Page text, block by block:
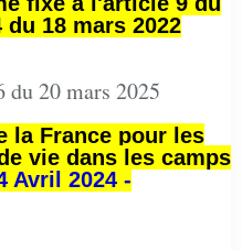
du 18 mars 2022
du 20 mars 2025
la France pour les
vie dans les camps
Avril 2024 -